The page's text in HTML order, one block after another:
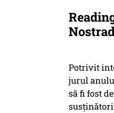
Potrivit
jurul
să fi fost